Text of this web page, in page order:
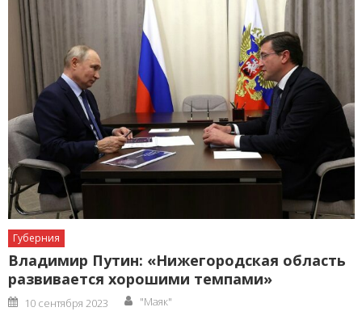
Губерния
Владимир Путин: «Нижегородская область
развивается хорошими темпами»
Posted
on
10 сентября 2023 Author
"Маяк"